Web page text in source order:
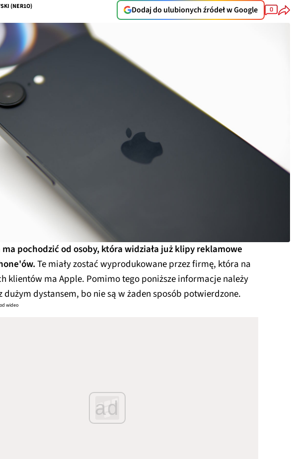
(NER1O)
Dodaj do ulubionych źródeł w Google 0
pochodzić od osoby, która widziała już klipy reklamowe
Te miały zostać wyprodukowane przez firmę, która na
klientów ma Apple. Pomimo tego poniższe informacje należy
dużym dystansem, bo nie są w żaden sposób potwierdzone.
wideo
ad